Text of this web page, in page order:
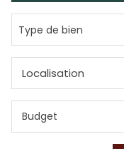
En saisonnier
Type de bien
Localisation
Budget